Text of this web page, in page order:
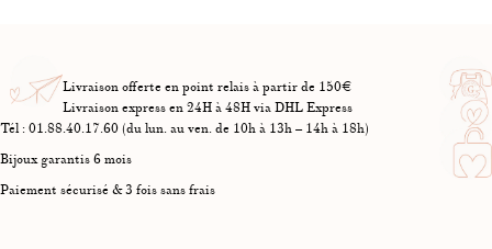
Livraison offerte en point relais à partir de 150€
Livraison express en 24H à 48H via DHL Express
Tél : 01.88.40.17.60 (du lun. au ven. de 10h à 13h – 14h à 18h)
Bijoux garantis 6 mois
Paiement sécurisé & 3 fois sans frais